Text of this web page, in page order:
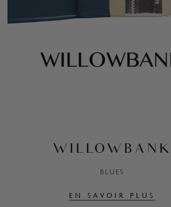
WILLOWBANK
BLUES
EN SAVOIR PLUS